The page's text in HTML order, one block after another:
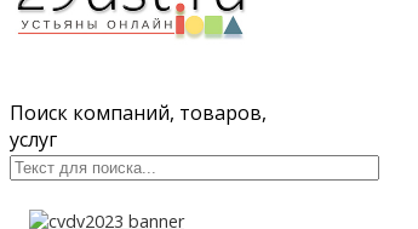
Поиск компаний, товаров,
услуг